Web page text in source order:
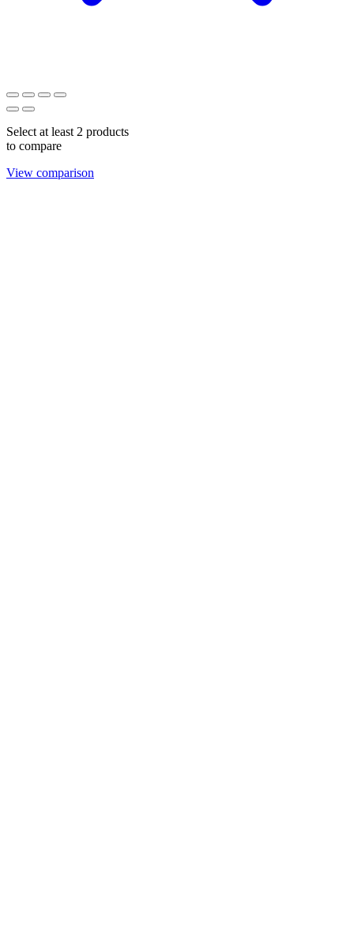
Select at least 2 products
to compare
View comparison